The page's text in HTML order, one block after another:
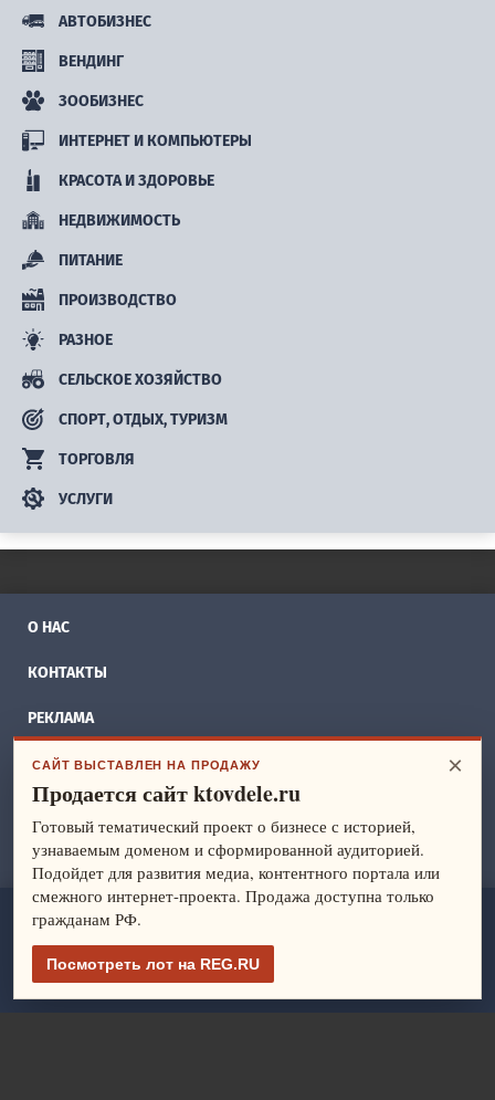
АВТОБИЗНЕС
ВЕНДИНГ
ЗООБИЗНЕС
ИНТЕРНЕТ И КОМПЬЮТЕРЫ
КРАСОТА И ЗДОРОВЬЕ
НЕДВИЖИМОСТЬ
ПИТАНИЕ
ПРОИЗВОДСТВО
РАЗНОЕ
СЕЛЬСКОЕ ХОЗЯЙСТВО
СПОРТ, ОТДЫХ, ТУРИЗМ
ТОРГОВЛЯ
УСЛУГИ
О НАС
КОНТАКТЫ
РЕКЛАМА
БИЗНЕС ИДЕИ
СПРАВОЧНИК
ФРАНШИЗЫ
ktovdele.ru— идеи и ведение бизнеса. Все права защищены.
© 2014-2026
Политика конфиденциальности
×
САЙТ ВЫСТАВЛЕН НА ПРОДАЖУ
Продается сайт ktovdele.ru
Готовый тематический проект о бизнесе с историей,
узнаваемым доменом и сформированной аудиторией.
Подойдет для развития медиа, контентного портала или
смежного интернет-проекта. Продажа доступна только
гражданам РФ.
Посмотреть лот на REG.RU